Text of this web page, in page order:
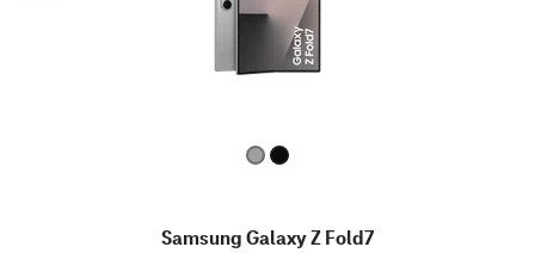
Samsung Galaxy Z Fold7